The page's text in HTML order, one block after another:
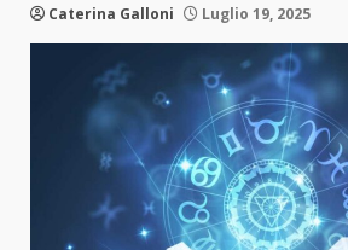
Caterina Galloni Luglio 19, 2025